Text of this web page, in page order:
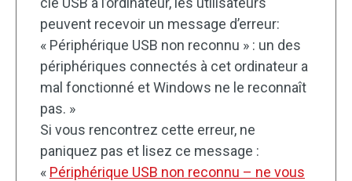
peuvent recevoir un message d’erreur:
« Périphérique USB non reconnu » : un des
périphériques connectés à cet ordinateur a
mal fonctionné et Windows ne le reconnaît
pas. »
Si vous rencontrez cette erreur, ne
paniquez pas et lisez ce message :
« Périphérique USB non reconnu – ne vous